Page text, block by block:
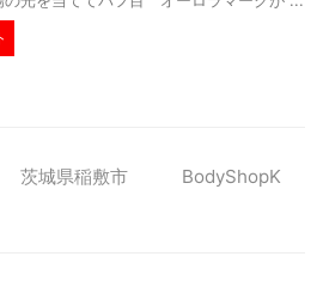
城県稲敷市 BodyShopK